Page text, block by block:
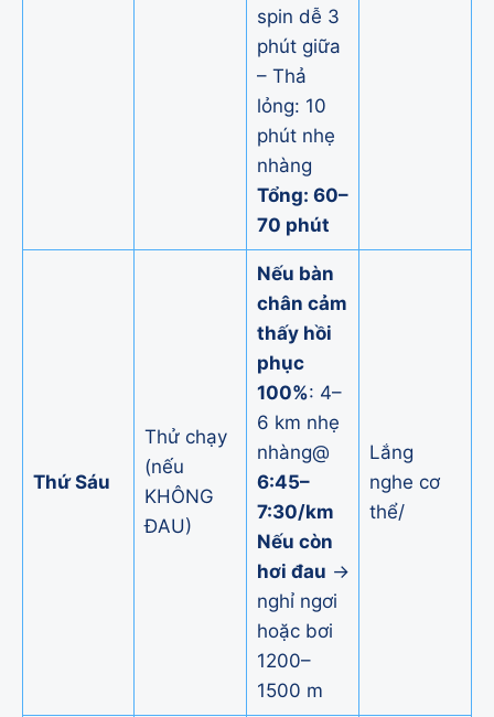
spin dễ 3
phút giữa
– Thả
lỏng: 10
phút nhẹ
nhàng
Tổng: 60–
70 phút
Thứ Sáu
Thử chạy
(nếu
KHÔNG
ĐAU)
Nếu bàn
chân cảm
thấy hồi
phục
100%: 4–
6 km nhẹ
nhàng@
6:45–
7:30/km
Nếu còn
hơi đau →
nghỉ ngơi
hoặc bơi
1200–
1500 m
Lắng
nghe cơ
thể/